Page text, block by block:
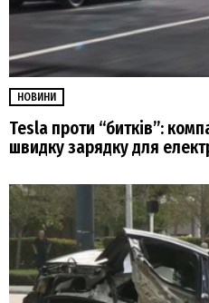
НОВИНИ
Tesla проти “битків”:
швидку зарядку для